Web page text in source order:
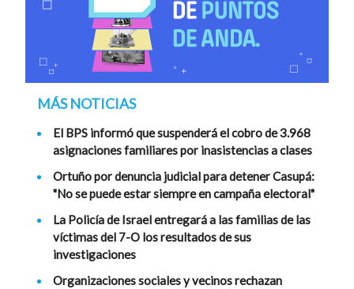
MÁS NOTICIAS
El BPS informó que suspenderá el cobro de 3.968
asignaciones familiares por inasistencias a clases
Ortuño por denuncia judicial para detener Casupá:
"No se puede estar siempre en campaña electoral"
La Policía de Israel entregará a las familias de las
víctimas del 7-O los resultados de sus
investigaciones
Organizaciones sociales y vecinos rechazan